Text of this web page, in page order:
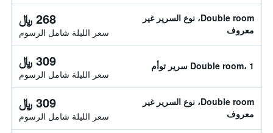
Double room، نوع السرير غير
معروف
268 ﷼
سعر الليلة شامل الرسوم
Double room، 1 سرير توأم 309 ﷼
سعر الليلة شامل الرسوم
Double room، نوع السرير غير
معروف
309 ﷼
سعر الليلة شامل الرسوم